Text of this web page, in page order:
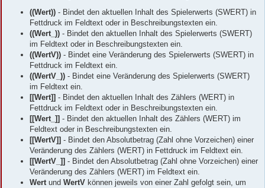
((Wert)) - Bindet den aktuellen Inhalt des Spielerwerts (SWERT) in
Fettdruck im Feldtext oder in Beschreibungstexten ein.
((Wert_)) - Bindet den aktuellen Inhalt des Spielerwerts (SWERT)
im Feldtext oder in Beschreibungstexten ein.
((WertV)) - Bindet eine Veränderung des Spielerwerts (SWERT) in
Fettdruck im Feldtext ein.
((WertV_)) - Bindet eine Veränderung des Spielerwerts (SWERT)
im Feldtext ein.
[[Wert]] - Bindet den aktuellen Inhalt des Zählers (WERT) in
Fettdruck im Feldtext oder in Beschreibungstexten ein.
[[Wert_]] - Bindet den aktuellen Inhalt des Zählers (WERT) im
Feldtext oder in Beschreibungstexten ein.
[[WertV]] - Bindet den Absolutbetrag (Zahl ohne Vorzeichen) einer
Veränderung des Zählers (WERT) in Fettdruck im Feldtext ein.
[[WertV_]] - Bindet den Absolutbetrag (Zahl ohne Vorzeichen) einer
Veränderung des Zählers (WERT) im Feldtext ein.
Wertund WertV können jeweils von einer Zahl gefolgt sein, um